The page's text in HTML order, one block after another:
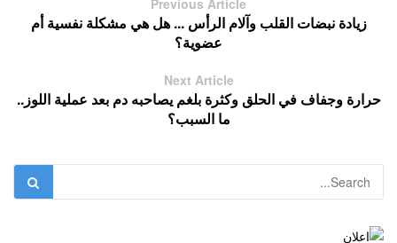
Previous Article
زيادة نبضات القلب وآلام الرأس ... هل هي مشكلة نفسية أم
عضوية؟
Next Article
حرارة وجفاف في الحلق وكثرة بلغم يصاحبه دم بعد عملية اللوز..
ما السبب؟